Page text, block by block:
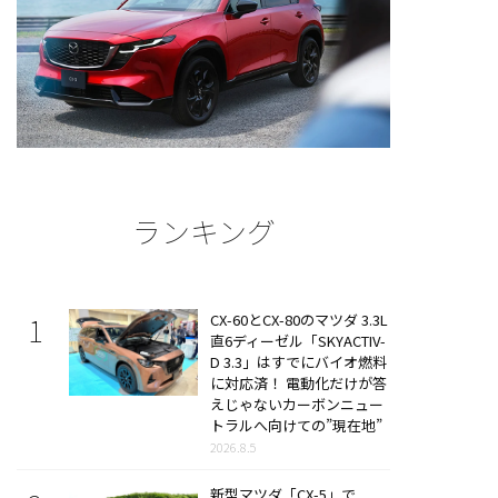
ランキング
CX-60とCX-80のマツダ 3.3L
直6ディーゼル「SKYACTIV-
D 3.3」はすでにバイオ燃料
に対応済！ 電動化だけが答
えじゃないカーボンニュー
トラルへ向けての”現在地”
2026.8.5